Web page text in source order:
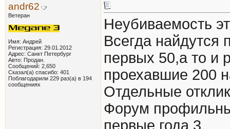
andr62
Ветеран
Имя: Андрей
Регистрация: 29.01.2012
Адрес: Санкт Петербург
Авто: Продан.
Сообщений: 2,650
Сказал(а) спасибо: 401
Поблагодарили 229 раз(а) в 194
сообщениях
Неубиваемость
Всегда найдутся
первых 50,а то и
проехавшие 200
Отдельные
Форум
первые года 3.